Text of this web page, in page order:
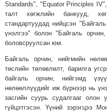
ТАЙМ"ЫН
ЭРГЭН
ТОЙРОНД
ГРАНАТ
ОСЛЫН
ЭРГЭН
ТОЙРОНД
ТӨВСИЙН
Standards", "Equator Principles
талт хөгжлийн банкууд,
стандартуудад нийцсэн
үнэлгээ" болон "Байгаль
боловсруулсан юм.
Байгаль орчин, нийгмийн
төслийн төлөвлөлт, барилга
байгаль орчин, нийгэмд
нөлөөллүүдийг иж бүрнээр нь
засгийн суурь судалгааг олон
гүйцэтгэсэн. Үүний зэрэгцээ